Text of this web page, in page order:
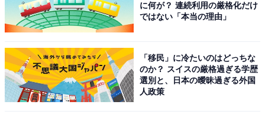
で日本アカデミー賞最優秀主演男優賞を受賞し、2021年
には『花束みたいな恋をした』をはじめ、『キャラクタ
演を務めます。
ファッションセンスもあり、モデルとしても人気の菅田
さんは眼鏡をかけることが多い芸能人として有名。作品
に何が？ 連続利用の厳格化だけ
ではない「本当の理由」
「移民」に冷たいのはどっちな
のか？ スイスの厳格過ぎる学歴
選別と、日本の曖昧過ぎる外国
人政策